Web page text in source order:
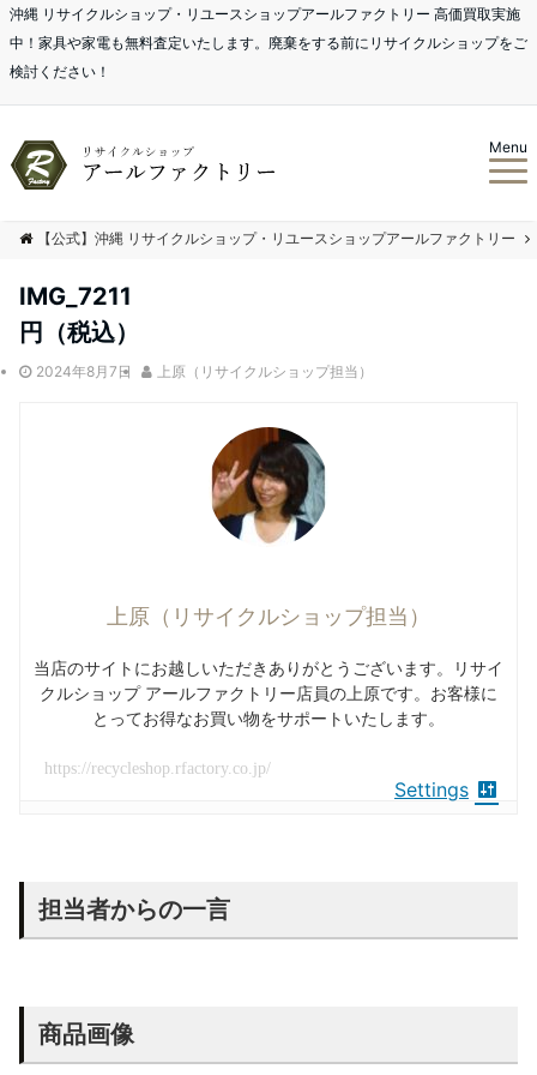
沖縄 リサイクルショップ・リユースショップアールファクトリー 高価買取実施
中！家具や家電も無料査定いたします。廃棄をする前にリサイクルショップをご
検討ください！
Menu
【公式】沖縄 リサイクルショップ・リユースショップアールファクトリー
IMG_7211
円（税込）
2024年8月7日 上原（リサイクルショップ担当）
上原（リサイクルショップ担当）
当店のサイトにお越しいただきありがとうございます。リサイ
クルショップ アールファクトリー店員の上原です。お客様に
とってお得なお買い物をサポートいたします。
https://recycleshop.rfactory.co.jp/
Settings
担当者からの一言
商品画像